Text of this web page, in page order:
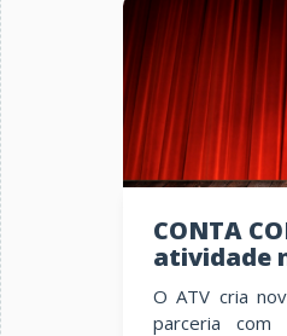
CONTA COMIGO - Nova
atividade
O ATV cria
parceria